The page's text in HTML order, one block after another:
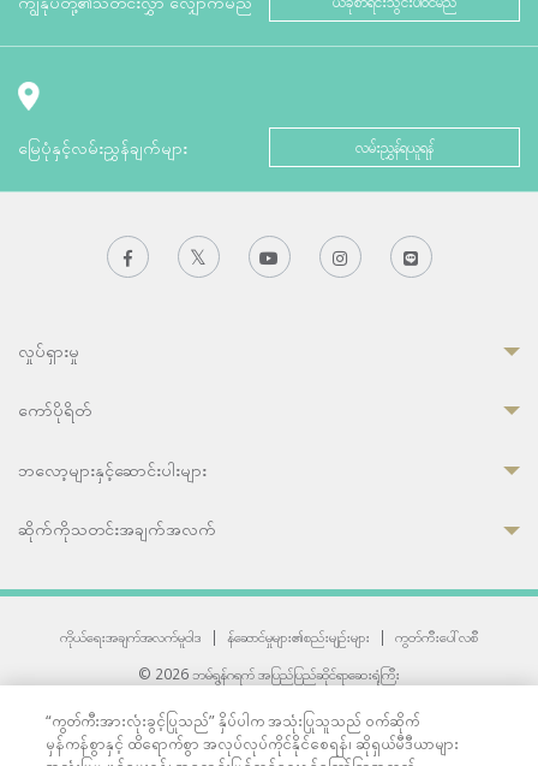
မြေပုံနှင့်လမ်းညွှန်ချက်များ လမ်းညွှန်ရယူရန်
လှုပ်ရှားမှု
ကော်ပိုရိတ်
ဘလော့များနှင့်ဆောင်းပါးများ
ဆိုက်ကိုသတင်းအချက်အလက်
ကိုယ်ရေးအချက်အလက်မူဝါဒ | န်ဆောင်မှုများ၏စည်းမျဉ်းများ |
ကွတ်ကီးပေါ်လစီ
© 2026 ဘမ်ရွန်ဂရက် အပြည်ပြည်ဆိုင်ရာဆေးရုံကြီး
33 Sukhumvit 3, Wattana, Bangkok 10110 Thailand.
All rights reserved.
“ကွတ်ကီးအားလုံးခွင့်ပြုသည်” နှိပ်ပါက အသုံးပြုသူသည် ဝက်ဆိုက်
မှန်ကန်စွာနှင့် ထိရောက်စွာ အလုပ်လုပ်ကိုင်နိုင်စေရန်၊ ဆိုရှယ်မီဒီယာများ